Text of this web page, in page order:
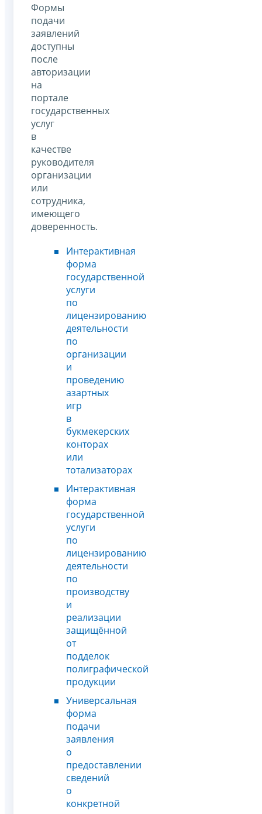
Формы
подачи
заявлений
доступны
после
авторизации
на
портале
государственных
услуг
в
качестве
руководителя
организации
или
сотрудника,
имеющего
доверенность.
Интерактивная
форма
государственной
услуги
по
лицензированию
деятельности
по
организации
и
проведению
азартных
игр
в
букмекерских
конторах
или
тотализаторах
Интерактивная
форма
государственной
услуги
по
лицензированию
деятельности
по
производству
и
реализации
защищённой
от
подделок
полиграфической
продукции
Универсальная
форма
подачи
заявления
о
предоставлении
сведений
о
конкретной